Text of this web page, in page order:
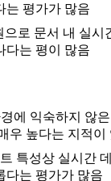
는 평가가 많음
로 문서 내 실시
다는 평이 많음
에 익숙하지 않
우 높다는 지적이
특성상 실시간
다는 평가가 많음